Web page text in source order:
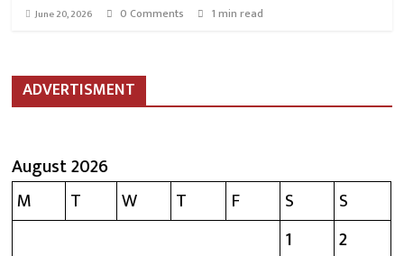
June 20, 2026 0 Comments 1 min read
ADVERTISMENT
August 2026
M
T W T F S
S
1
2